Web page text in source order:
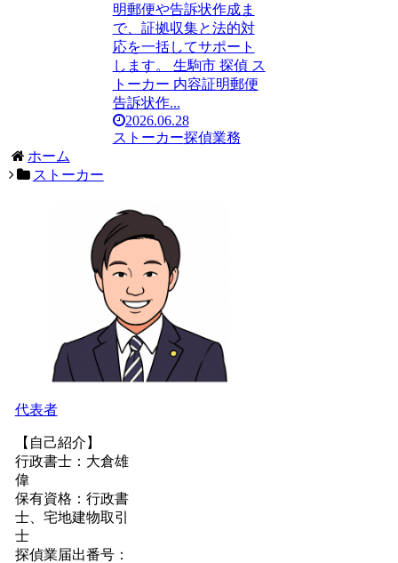
明郵便や告訴状作成ま
で、証拠収集と法的対
応を一括してサポート
します。 生駒市 探偵 ス
トーカー 内容証明郵便
告訴状作...
2026.06.28
ストーカー探偵業務
ホーム
ストーカー
代表者
【自己紹介】
行政書士：大倉雄
偉
保有資格：行政書
士、宅地建物取引
士
探偵業届出番号：